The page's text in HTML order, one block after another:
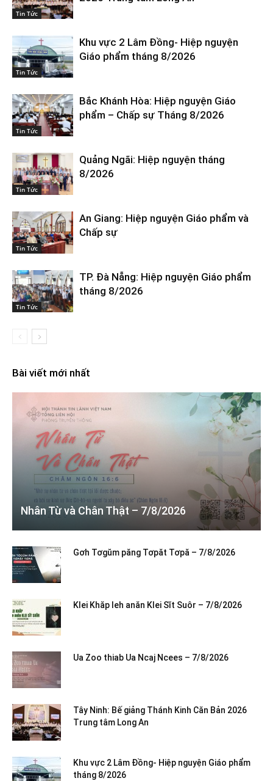
Tin Tức
Tin Tức
Khu vực 2 Lâm Đồng- Hiệp nguyện
Giáo phẩm tháng 8/2026
Tin Tức
Bắc Khánh Hòa: Hiệp nguyện Giáo
phẩm – Chấp sự Tháng 8/2026
Tin Tức
Quảng Ngãi: Hiệp nguyện tháng
8/2026
Tin Tức
An Giang: Hiệp nguyện Giáo phẩm và
Chấp sự
Tin Tức
TP. Đà Nẵng: Hiệp nguyện Giáo phẩm
tháng 8/2026
Bài viết mới nhất
Nhân Từ và Chân Thật – 7/8/2026
Gơh Tơgŭm păng Tơpăt Tơpă – 7/8/2026
Klei Khăp leh anăn Klei Sĭt Suôr – 7/8/2026
Ua Zoo thiab Ua Ncaj Ncees – 7/8/2026
Tây Ninh: Bế giảng Thánh Kinh Căn Bản 2026
Trung tâm Long An
Khu vực 2 Lâm Đồng- Hiệp nguyện Giáo phẩm
tháng 8/2026